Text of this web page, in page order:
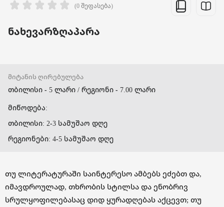
(0 შეფასება)
ნახევარზღაპარა
მიტანის ღირებულება
თბილისი - 5 ლარი / რეგიონი - 7.00 ლარი
მიწოდება:
თბილისი: 2-3 სამუშაო დღე
რეგიონები: 4-5 სამუშაო დღე
თუ ლიტერატურაში საინტერესო ამბებს ეძებთ და,
იმავდროულად, თხრობის სტილსა და ენობრივ
სრულყოფილებასაც დიდ ყურადღებას აქცევთ; თუ